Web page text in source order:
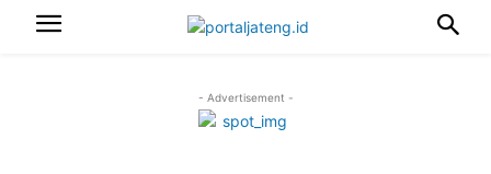
- Advertisement -